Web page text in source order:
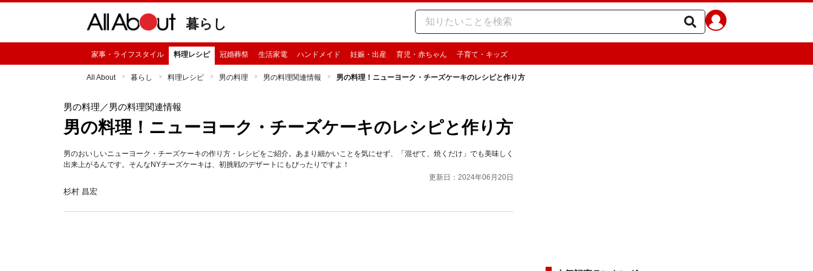
暮らし
家事・ライフスタイル 料理レシピ 冠婚葬祭 生活家電 ハンドメイド 妊娠・出産 育児・赤ちゃん 子育て・キッズ
All About 暮らし 料理レシピ 男の料理 男の料理関連情報 男の料理！ニューヨーク・チーズケーキのレシピと作り方
男の料理 ／男の料理関連情報
男の料理！ニューヨーク・チーズケーキのレシピと作り方
男のおいしいニューヨーク・チーズケーキの作り方・レシピをご紹介。あまり細かいことを気にせず、「混ぜて、焼くだけ」でも美味しく
出来上がるんです。そんなNYチーズケーキは、初挑戦のデザートにもぴったりですよ！
更新日：2024年06月20日
杉村 昌宏